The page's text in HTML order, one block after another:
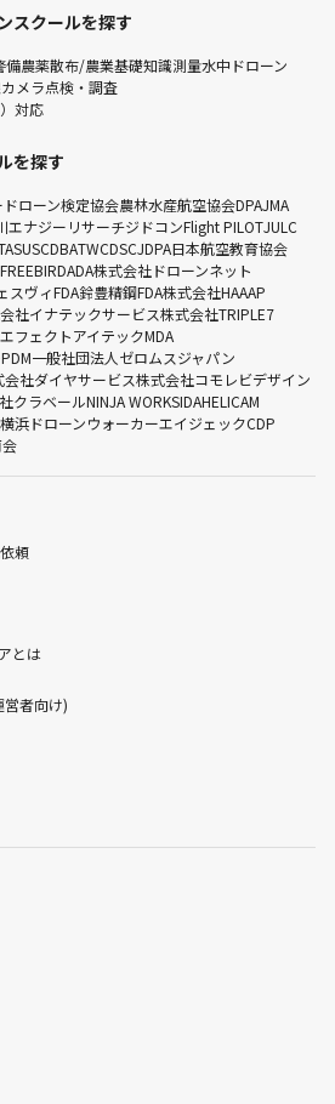
スクールを探す
備農薬散布/農業基礎知識測量水中ドローン
メラ点検・調査
対応
を探す
ドローン検定協会農林水産航空協会DPAJMA
エナジーリサーチジドコンFlight PILOTJULC
SUSCDBATWCDSCJDPA日本航空教育協会
FREEBIRDADA株式会社ドローンネット
スヴィFDA鈴豊精鋼FDA株式会社HAAAP
社イナテックサービス株式会社TRIPLE7
フェクトアイテックMDA
PDM一般社団法人ゼロムスジャパン
会社ダイヤサービス株式会社コモレビデザイン
クラベールNINJA WORKSIDAHELICAM
横浜ドローンウォーカーエイジェックCDP
頼
とは
営者向け)